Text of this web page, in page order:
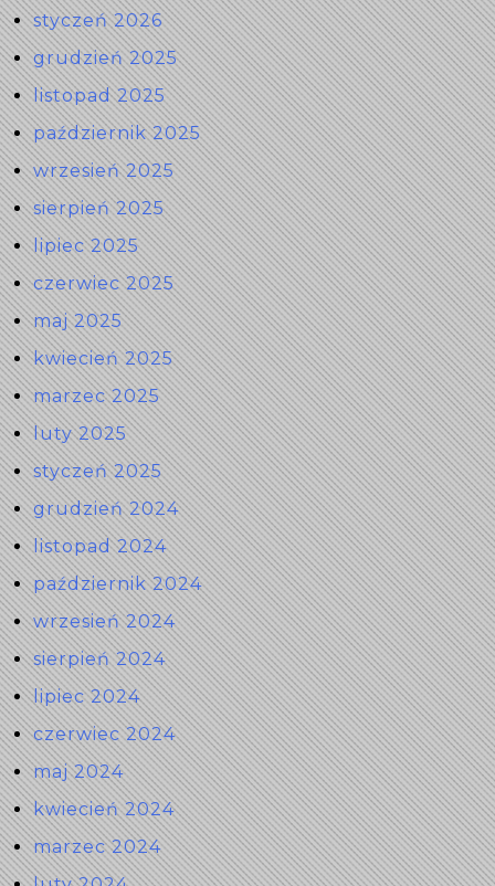
styczeń 2026
grudzień 2025
listopad 2025
październik 2025
wrzesień 2025
sierpień 2025
lipiec 2025
czerwiec 2025
maj 2025
kwiecień 2025
marzec 2025
luty 2025
styczeń 2025
grudzień 2024
listopad 2024
październik 2024
wrzesień 2024
sierpień 2024
lipiec 2024
czerwiec 2024
maj 2024
kwiecień 2024
marzec 2024